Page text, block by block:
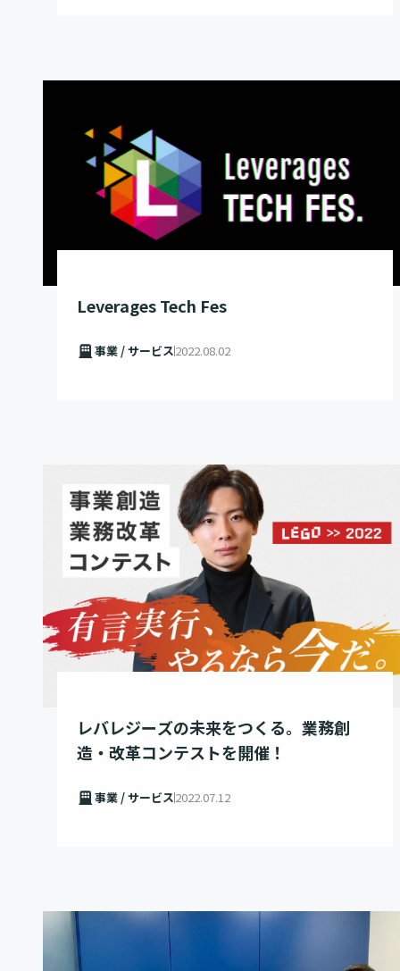
Leverages Tech Fes
事業 / サービス2022.08.02
レバレジーズの未来をつくる。業務創
造・改革コンテストを開催！
事業 / サービス2022.07.12